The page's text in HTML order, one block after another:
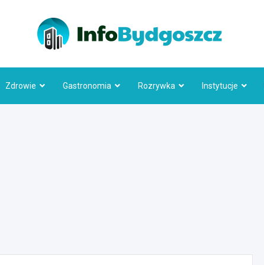
Zdrowie Gastronomia Rozrywka Instytucje